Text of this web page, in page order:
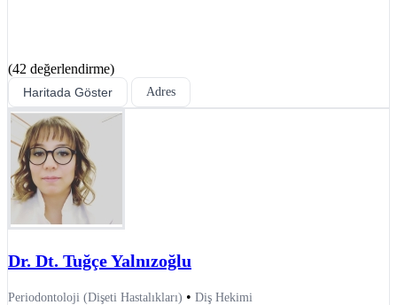
(42 değerlendirme)
Haritada Göster Adres
Dr. Dt. Tuğçe Yalnızoğlu
Periodontoloji (Dişeti Hastalıkları) • Diş Hekimi